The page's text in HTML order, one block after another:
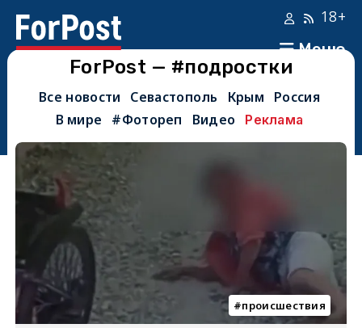
Меню
18+
ForPost — #подростки
Все новости Севастополь Крым
Россия
В мире
#Фотореп Видео Реклама
происшествия